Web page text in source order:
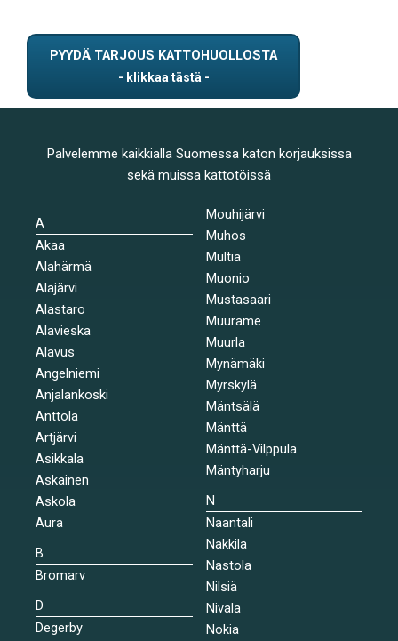
PYYDÄ TARJOUS KATTOHUOLLOSTA
Palvelemme kaikkialla Suomessa katon korjauksissa
sekä muissa kattotöissä
A
Akaa
Alahärmä
Alajärvi
Alastaro
Alavieska
Alavus
Angelniemi
Anjalankoski
Anttola
Artjärvi
Asikkala
Askainen
Askola
Aura
B
Bromarv
D
Degerby
Mouhijärvi
Muhos
Multia
Muonio
Mustasaari
Muurame
Muurla
Mynämäki
Myrskylä
Mäntsälä
Mänttä
Mänttä-Vilppula
Mäntyharju
N
Naantali
Nakkila
Nastola
Nilsiä
Nivala
Nokia